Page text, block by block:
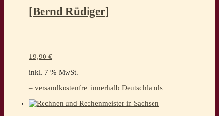
[Bernd Rüdiger]
19,90 €
inkl. 7 % MwSt.
– versandkostenfrei innerhalb Deutschlands